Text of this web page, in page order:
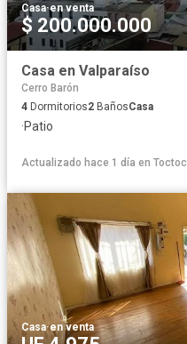
Casa·en venta
$ 200.000.000
Casa en Valparaíso
Cerro Barón
4 Dormitorios2 BañosCasa
·Patio
Actualizado hace 1 día en Toctoc
Casa·en venta